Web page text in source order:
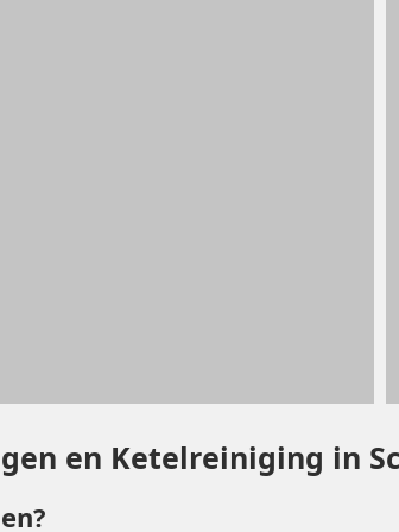
en Ketelreiniging in